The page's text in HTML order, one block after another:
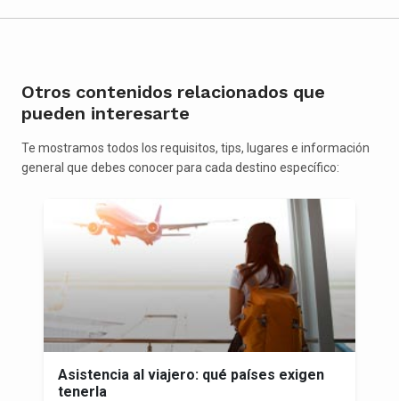
Otros contenidos relacionados que
pueden interesarte
Te mostramos todos los requisitos, tips, lugares e información
general que debes conocer para cada destino específico:
Asistencia al viajero: qué países exigen
tenerla